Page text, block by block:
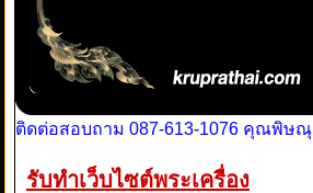
ติดต่อสอบถาม 087-613-1076 คุณพิษณุ
รับทำเว็บไซต์พระเครื่อง